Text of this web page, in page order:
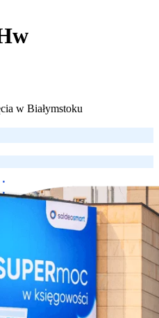
w
w Białymstoku